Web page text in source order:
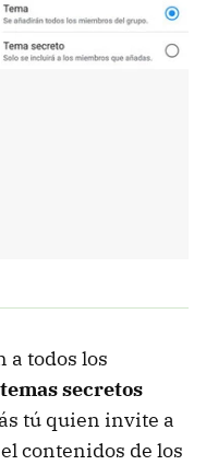
a todos los
temas secretos
tú quien invite a
contenidos de los